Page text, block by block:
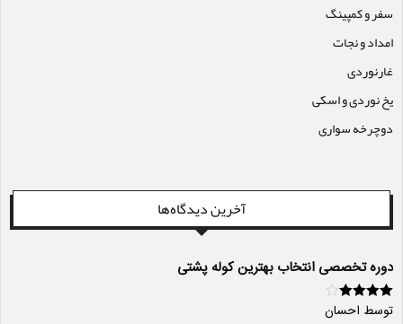
سفر و کمپینگ
امداد و نجات
غارنوردی
یخ نوردی و اسکی
دوچرخه سواری
آخرین دیدگاه‌ها
دوره تخصصی انتخاب بهترین کوله پشتی
امتیاز 4از
توسط احسان